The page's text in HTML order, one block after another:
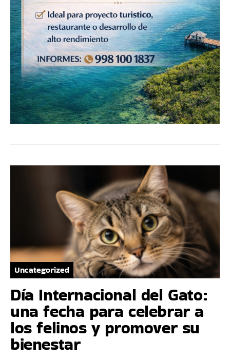
Uncategorized
Día Internacional del Gato:
una fecha para celebrar a
los felinos y promover su
bienestar